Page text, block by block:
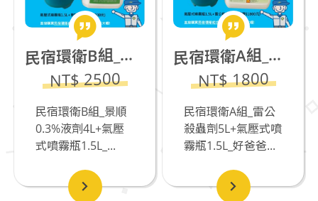
民宿環衛B組_景順0.3%液劑4L+氣壓式噴霧瓶1.5L
NT$ 2500
民宿環衛B組_景順
0.3%液劑4L+氣壓
式噴霧瓶1.5L_...
民宿環衛A組_雷公殺蟲劑5L(若有飼養貓咪不推薦)+氣壓式噴霧瓶1.5L
NT$ 1800
民宿環衛A組_雷公
殺蟲劑5L+氣壓式噴
霧瓶1.5L_好爸爸...